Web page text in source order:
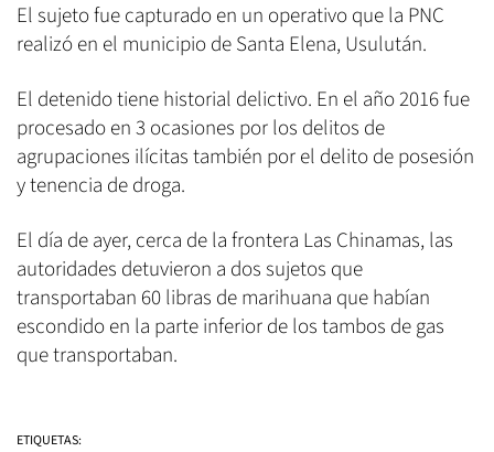
El sujeto fue capturado en un operativo que la PNC
realizó en el municipio de Santa Elena, Usulután.
El detenido tiene historial delictivo. En el año 2016 fue
procesado en 3 ocasiones por los delitos de
agrupaciones ilícitas también por el delito de posesión
y tenencia de droga.
El día de ayer, cerca de la frontera Las Chinamas, las
autoridades detuvieron a dos sujetos que
transportaban 60 libras de marihuana que habían
escondido en la parte inferior de los tambos de gas
que transportaban.
ETIQUETAS: